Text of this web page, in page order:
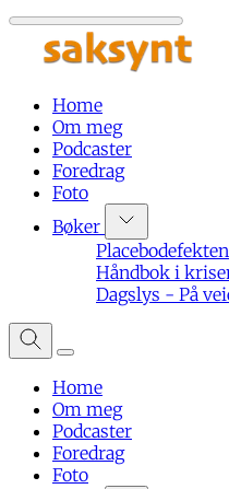
Home
Om meg
Podcaster
Foredrag
Foto
Bøker
Placebodefekten
Håndbok i
Dagslys - På
Home
Om meg
Podcaster
Foredrag
Foto